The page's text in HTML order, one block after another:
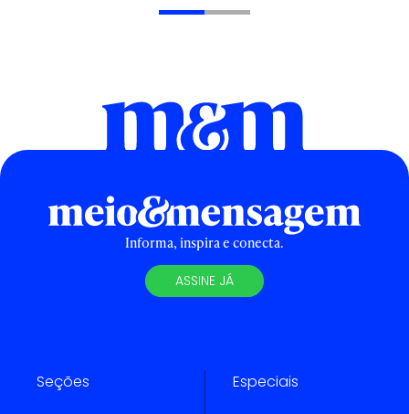
Informa, inspira e conecta.
ASSINE JÁ
Seções Especiais